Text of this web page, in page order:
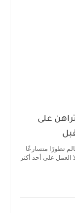
على
تطورًا متسارعًا
على أحد أكثر